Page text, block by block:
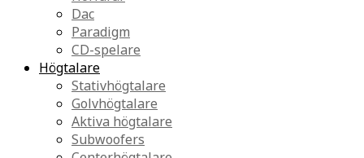
Dac
Paradigm
CD-spelare
Högtalare
Stativhögtalare
Golvhögtalare
Aktiva högtalare
Subwoofers